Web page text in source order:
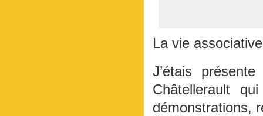
La vie
J’étais
Châtellerault
démonstrations,